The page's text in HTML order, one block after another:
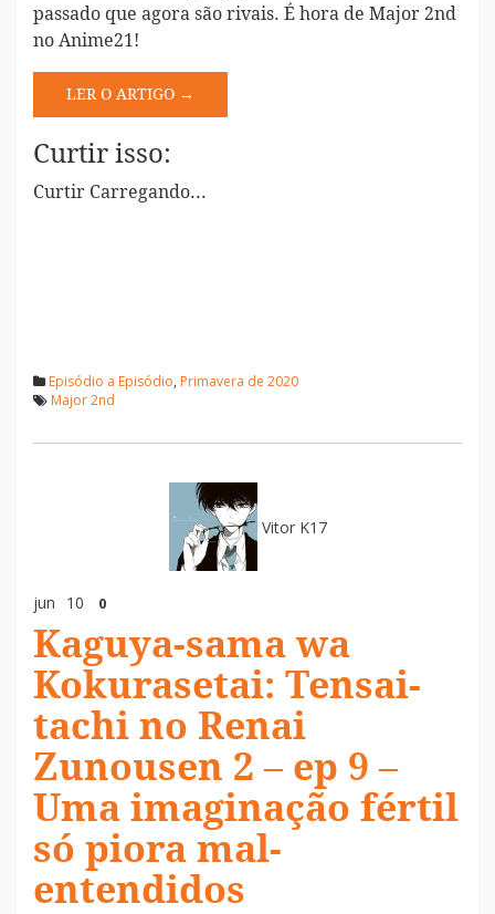
passado que agora são rivais. É hora de Major 2nd
no Anime21!
LER O ARTIGO →
Curtir isso:
Curtir Carregando...
Episódio a Episódio, Primavera de 2020
Major 2nd
Vitor K17
jun 10 0
Kaguya-sama wa
Kokurasetai: Tensai-
tachi no Renai
Zunousen 2 – ep 9 –
Uma imaginação fértil
só piora mal-
entendidos